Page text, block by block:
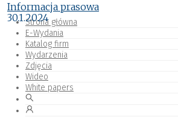
Strona główna
E-Wydania
Katalog firm
Wydarzenia
Zdjęcia
Wideo
White papers
Informacja prasowa
30.1.2024